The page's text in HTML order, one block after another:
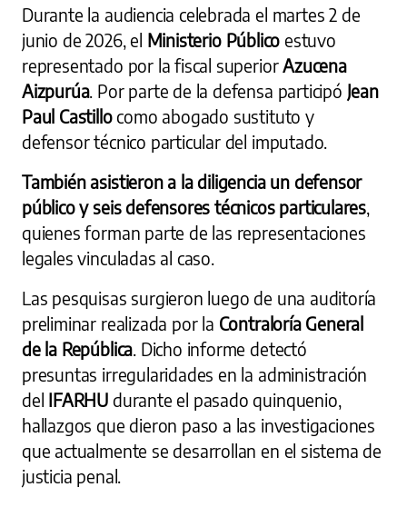
Durante la audiencia celebrada el martes 2 de
junio de 2026, el Ministerio Público estuvo
representado por la fiscal superior Azucena
Aizpurúa. Por parte de la defensa participó Jean
Paul Castillocomo abogado sustituto y
defensor técnico particular del imputado.
También asistieron a la diligencia un defensor
público y seis defensores técnicos particulares
quienes forman parte de las representaciones
legales vinculadas al caso.
Las pesquisas surgieron luego de una auditoría
preliminar realizada por la Contraloría General
de la República . Dicho informe detectó
presuntas irregularidades en la administración
del IFARHU durante el pasado quinquenio,
hallazgos que dieron paso a las investigaciones
que actualmente se desarrollan en el sistema de
justicia penal.